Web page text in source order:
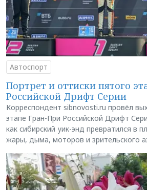
Автоспорт
Портрет и оттиски пятого
Российской Дрифт Серии
Корреспондент sibnovosti.ru провёл
этапе Гран-При Российской Дрифт
как сибирский уик-энд превратился в
жары, дыма, моторов и зрительского